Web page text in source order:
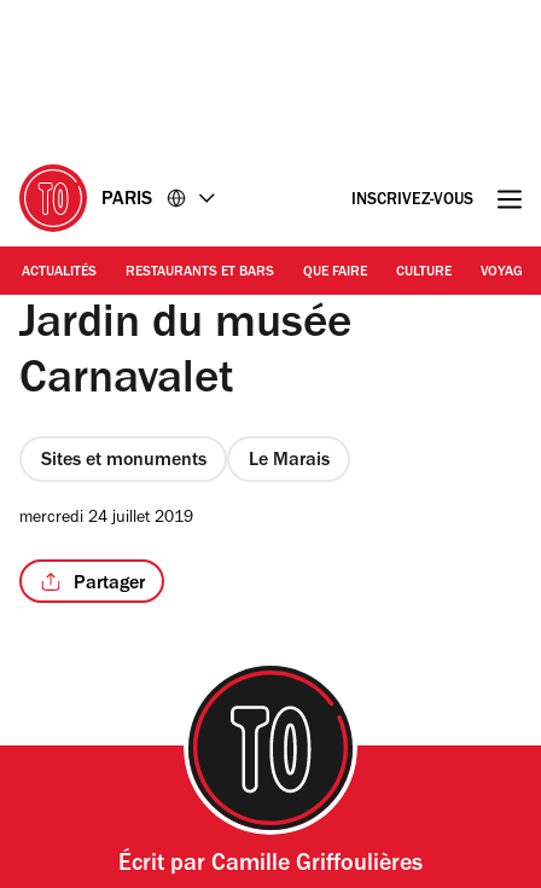
PARIS INSCRIVEZ-VOUS
ACTUALITÉS RESTAURANTS ET BARS QUE FAIRE CULTURE VOYAGE
Jardin du musée
Carnavalet
Sites et monuments Le Marais
mercredi 24 juillet 2019
Partager
Écrit par Camille Griffoulières